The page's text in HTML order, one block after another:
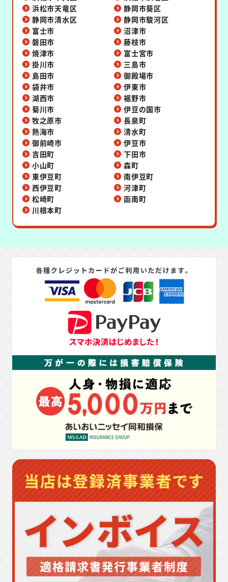
浜松市天竜区
静岡市葵区
静岡市清水区
静岡市駿河区
富士市
沼津市
磐田市
藤枝市
焼津市
富士宮市
掛川市
三島市
島田市
御殿場市
袋井市
伊東市
湖西市
裾野市
菊川市
伊豆の国市
牧之原市
長泉町
熱海市
清水町
御前崎市
伊豆市
吉田町
下田市
小山町
森町
東伊豆町
南伊豆町
西伊豆町
河津町
松崎町
函南町
川根本町